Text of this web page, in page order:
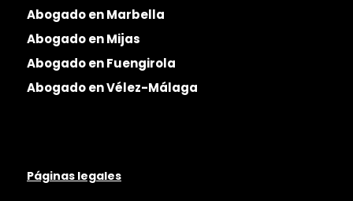
Abogado en Marbella
Abogado en Mijas
Abogado en Fuengirola
Abogado en Vélez-Málaga
Páginas legales